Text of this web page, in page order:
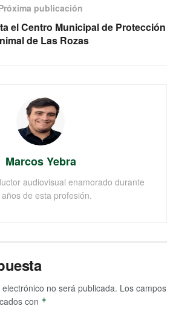
publicación
el Centro Municipal de Protección
de Las Rozas
Marcos Yebra
audiovisual enamorado durante
años de esta profesión.
no será publicada. Los campos
con *